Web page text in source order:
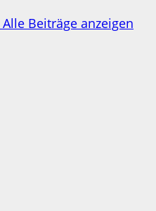
Alle Beiträge anzeigen